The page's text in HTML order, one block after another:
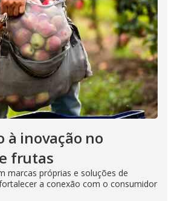
à inovação no
frutas
marcas próprias e soluções de
a conexão com o consumidor